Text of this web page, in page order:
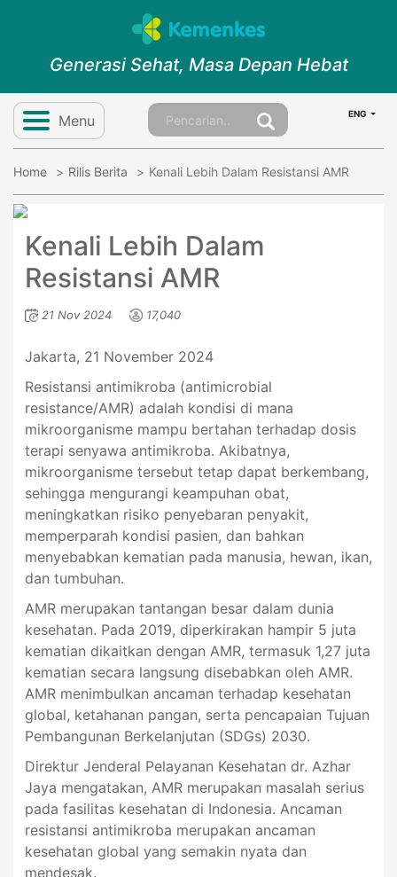
Generasi Sehat, Masa Depan Hebat
Menu ENG
Home Rilis Berita Kenali Lebih Dalam Resistansi AMR
Kenali Lebih Dalam
Resistansi AMR
21 Nov 2024 17,040
Jakarta, 21 November 2024
Resistansi antimikroba (antimicrobial
resistance/AMR) adalah kondisi di mana
mikroorganisme mampu bertahan terhadap dosis
terapi senyawa antimikroba. Akibatnya,
mikroorganisme tersebut tetap dapat berkembang,
sehingga mengurangi keampuhan obat,
meningkatkan risiko penyebaran penyakit,
memperparah kondisi pasien, dan bahkan
menyebabkan kematian pada manusia, hewan, ikan,
dan tumbuhan.
AMR merupakan tantangan besar dalam dunia
kesehatan. Pada 2019, diperkirakan hampir 5 juta
kematian dikaitkan dengan AMR, termasuk 1,27 juta
kematian secara langsung disebabkan oleh AMR.
AMR menimbulkan ancaman terhadap kesehatan
global, ketahanan pangan, serta pencapaian Tujuan
Pembangunan Berkelanjutan (SDGs) 2030.
Direktur Jenderal Pelayanan Kesehatan dr. Azhar
Jaya mengatakan, AMR merupakan masalah serius
pada fasilitas kesehatan di Indonesia. Ancaman
resistansi antimikroba merupakan ancaman
kesehatan global yang semakin nyata dan
mendesak.